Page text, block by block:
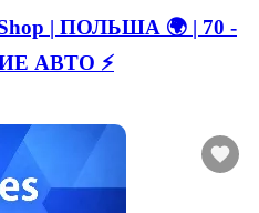
| ПОЛЬША 🌍 | 70 -
АВТО ⚡